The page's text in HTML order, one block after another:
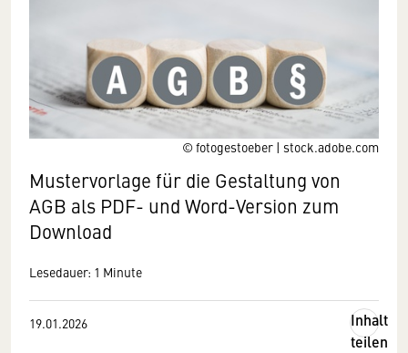
© fotogestoeber | stock.adobe.com
Mustervorlage für die Gestaltung von
AGB als PDF- und Word-Version zum
Download
Lesedauer: 1 Minute
19.01.2026
Inhalt
teilen